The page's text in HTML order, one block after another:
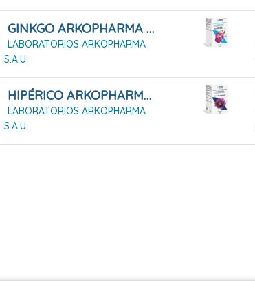
GINKGO ARKOPHARMA 50 CÁPSULAS DURAS
LABORATORIOS ARKOPHARMA
S.A.U.
HIPÉRICO ARKOPHARMA 42 CÁPSULAS
LABORATORIOS ARKOPHARMA
S.A.U.